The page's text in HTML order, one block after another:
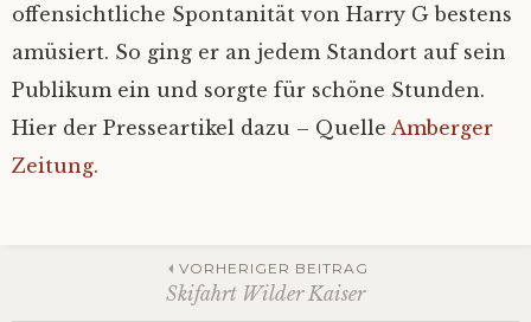
offensichtliche Spontanität von Harry G bestens
amüsiert. So ging er an jedem Standort auf sein
Publikum ein und sorgte für schöne Stunden.
Hier der Presseartikel dazu – Quelle Amberger
Zeitung.
Beitrags-VORHERIGER BEITRAG
Skifahrt Wilder Kaiser